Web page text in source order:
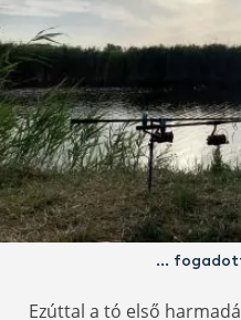
…
Ezúttal a tó első